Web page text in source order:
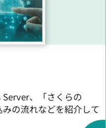
、「さくらの
の流れなどを紹介して